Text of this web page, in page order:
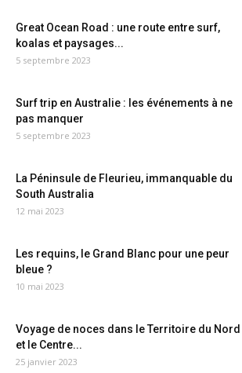
Great Ocean Road : une route entre surf,
koalas et paysages...
5 septembre 2023
Surf trip en Australie : les événements à ne
pas manquer
5 septembre 2023
La Péninsule de Fleurieu, immanquable du
South Australia
12 mai 2023
Les requins, le Grand Blanc pour une peur
bleue ?
10 mai 2023
Voyage de noces dans le Territoire du Nord
et le Centre...
25 janvier 2023